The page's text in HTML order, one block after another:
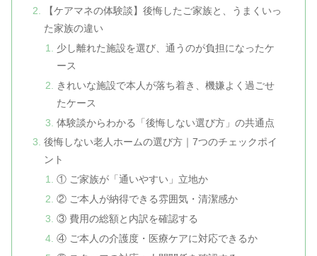
【ケアマネの体験談】後悔したご家族と、うまくいっ
た家族の違い
少し離れた施設を選び、通うのが負担になったケ
ース
きれいな施設で本人が落ち着き、機嫌よく過ごせ
たケース
体験談からわかる「後悔しない選び方」の共通点
後悔しない老人ホームの選び方｜7つのチェックポイ
ント
① ご家族が「通いやすい」立地か
② ご本人が納得できる雰囲気・清潔感か
③ 費用の総額と内訳を確認する
④ ご本人の介護度・医療ケアに対応できるか